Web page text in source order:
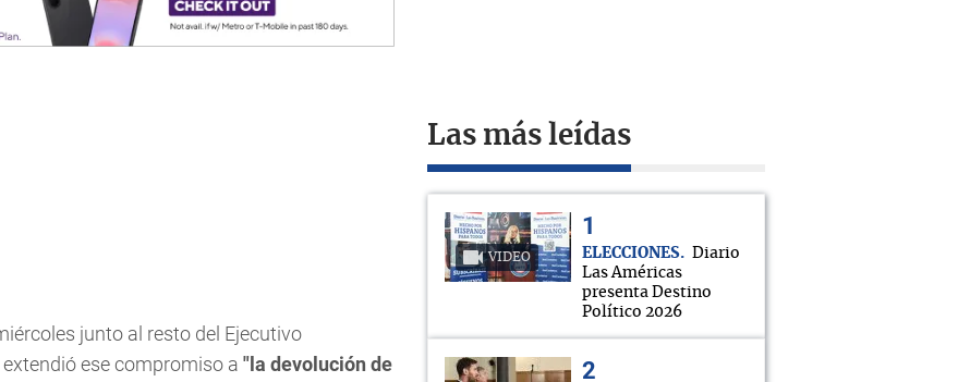
junto al resto del Ejecutivo
ese compromiso a "la devolución de
Las más leídas
VIDEO ELECCIONES
Diario
Las Américas
presenta Destino
Político 2026